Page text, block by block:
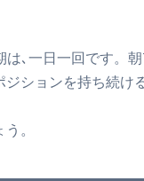
､一日一回です。
ションを持ち続け
。